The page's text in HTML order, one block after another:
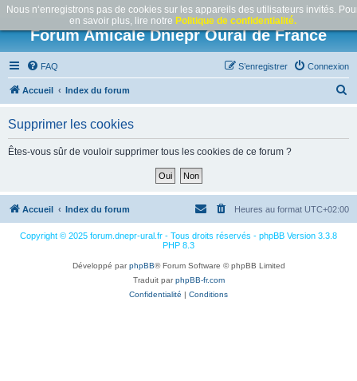
Nous n‘enregistrons pas de cookies sur les appareils des utilisateurs invités.
en savoir plus, lire notre Politique de confidentialité.
Forum Amicale Dniepr Oural de France
FAQ Connexion
S’enregistrer
Accueil Index du forum
h
Supprimer les cookies
Êtes-vous sûr de vouloir supprimer tous les cookies de ce forum ?
Accueil Index du forum Heures au format UTC+02:00
Copyright © 2025 forum.dnepr-ural.fr - Tous droits réservés - phpBB Version 3.3.8
PHP 8.3
Développé parphpBB® Forum Software © phpBB Limited
Traduit parphpBB-fr.com
Confidentialité | Conditions